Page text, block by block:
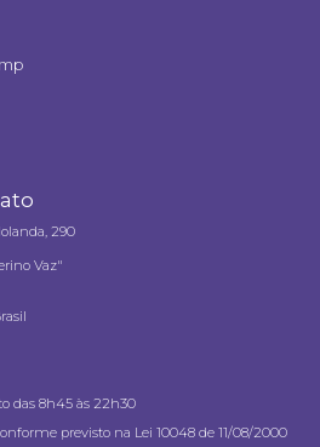
290
Vaz"
das 8h45 às 22h30
previsto na Lei 10048 de 11/08/2000